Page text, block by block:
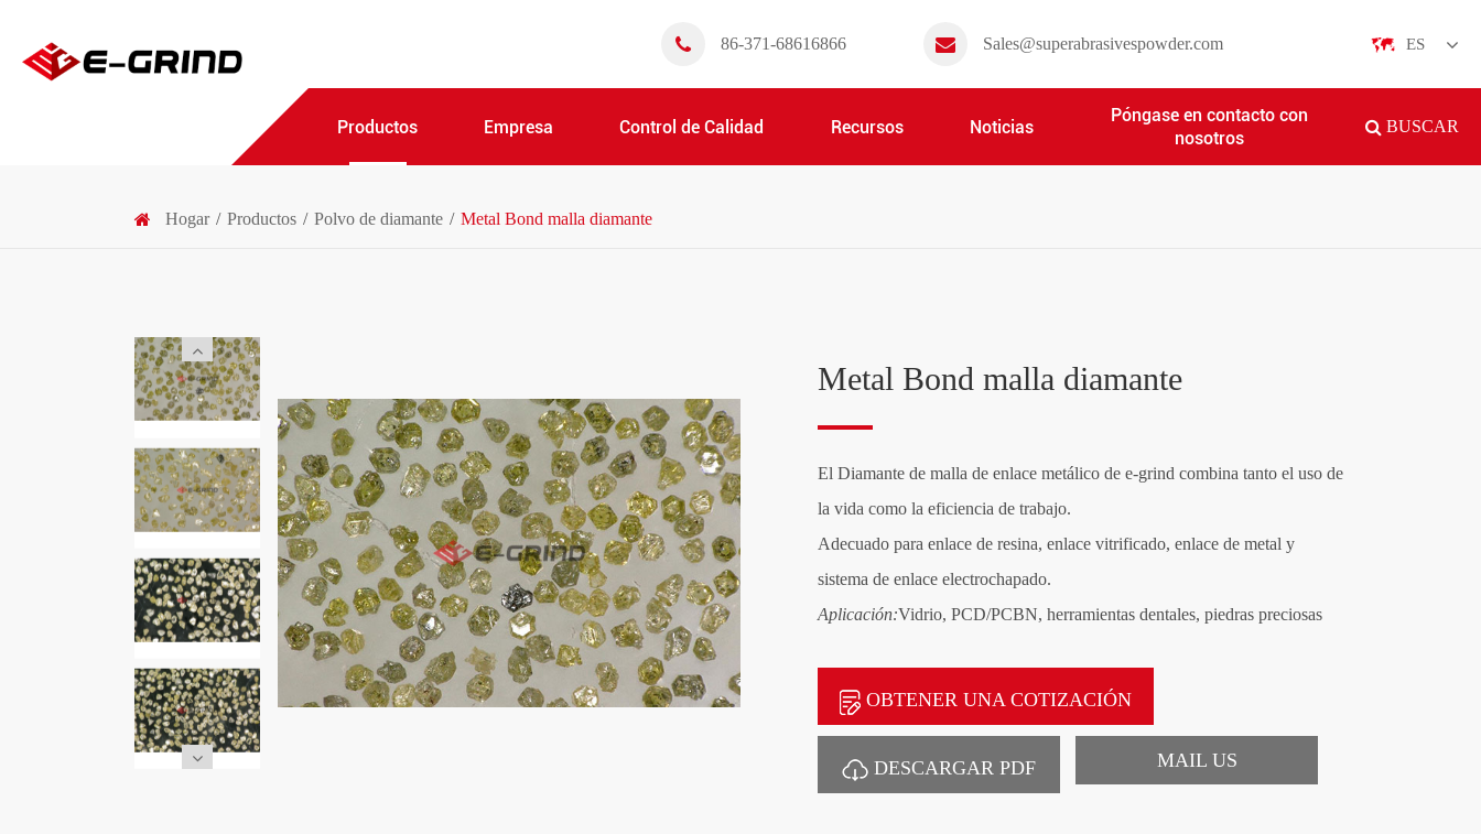
86-371-68616866 Sales@superabrasivespowder.com ES
English
tiếng việt
Productos Empresa Control de Calidad Recursos Noticias
Póngase en contacto con
nosotros
BUSCAR
Hogar Productos Polvo de diamante Metal Bond malla diamante
Metal Bond malla diamante
El Diamante de malla de enlace metálico de e-grind combina tanto el uso de
la vida como la eficiencia de trabajo.
Adecuado para enlace de resina, enlace vitrificado, enlace de metal y
sistema de enlace electrochapado.
Aplicación:Vidrio, PCD/PCBN, herramientas dentales, piedras preciosas
OBTENER UNA COTIZACIÓN
DESCARGAR PDF MAIL US